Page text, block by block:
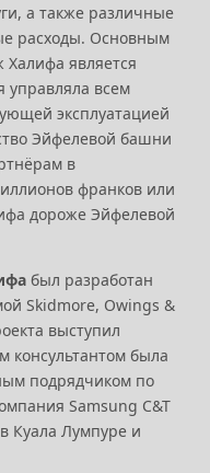
а также различные
расходы. Основным
является
управляла всем
эксплуатацией
Эйфелевой башни
в
франков или
дороже Эйфелевой
был разработан
Skidmore, Owings &
выступил
была
подрядчиком по
Samsung C&T​
Куала Лумпуре и